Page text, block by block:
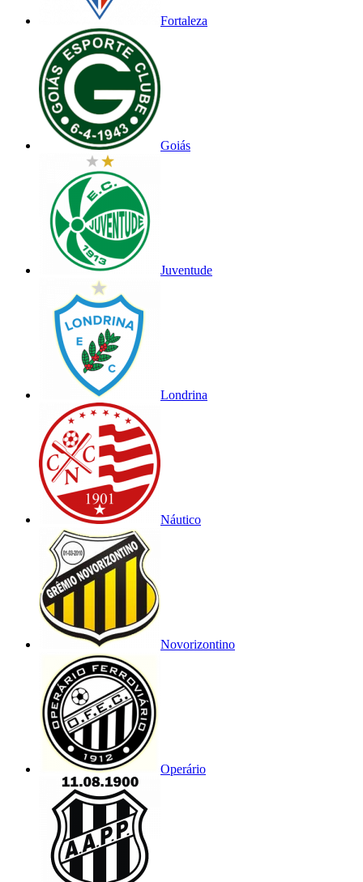
Fortaleza
Goiás
Juventude
Londrina
Náutico
Novorizontino
Operário